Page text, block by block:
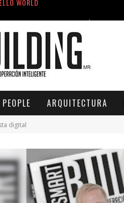
WORLD
WORLD
ARQUITECTURA
digital